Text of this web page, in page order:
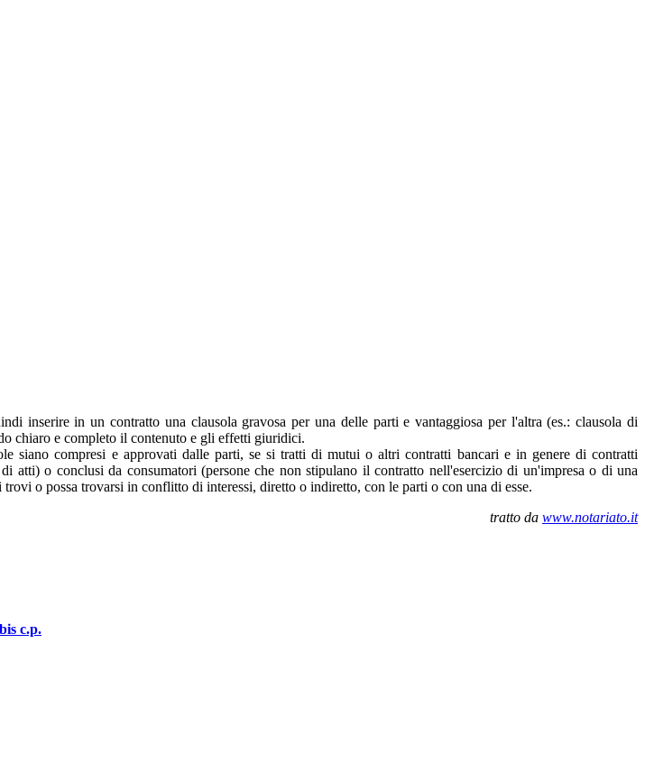
inserire in un contratto una clausola gravosa per una delle parti e vantaggiosa per l'altra (es.: clausola di
chiaro e completo il contenuto e gli effetti giuridici.
siano compresi e approvati dalle parti, se si tratti di mutui o altri contratti bancari e in genere di contratti
atti) o conclusi da consumatori (persone che non stipulano il contratto nell'esercizio di un'impresa o di una
o possa trovarsi in conflitto di interessi, diretto o indiretto, con le parti o con una di esse.
tratto da www.notariato.it
c.p.